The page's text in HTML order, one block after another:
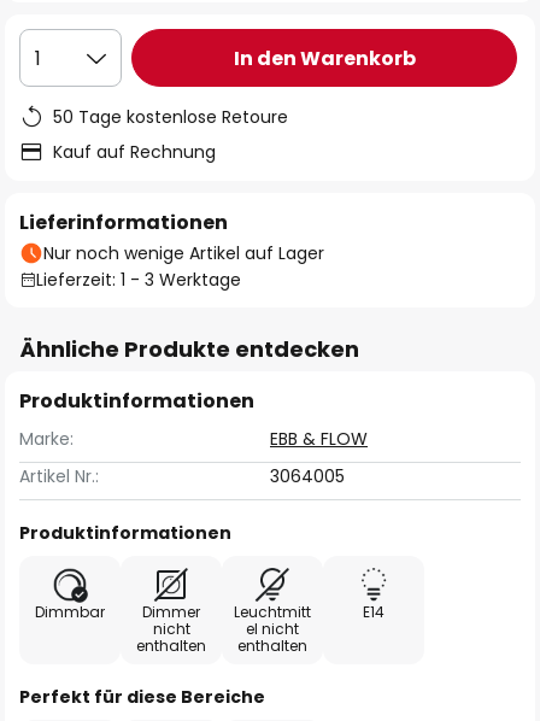
1 In den Warenkorb
50 Tage kostenlose Retoure
Kauf auf Rechnung
Lieferinformationen
Nur noch wenige Artikel auf Lager
Lieferzeit: 1 - 3 Werktage
Ähnliche Produkte entdecken
Produktinformationen
Marke:
EBB & FLOW
Artikel Nr.:
3064005
Produktinformationen
Dimmbar
Dimmer
nicht
enthalten
Leuchtmitt
el nicht
enthalten
E14
Perfekt für diese Bereiche